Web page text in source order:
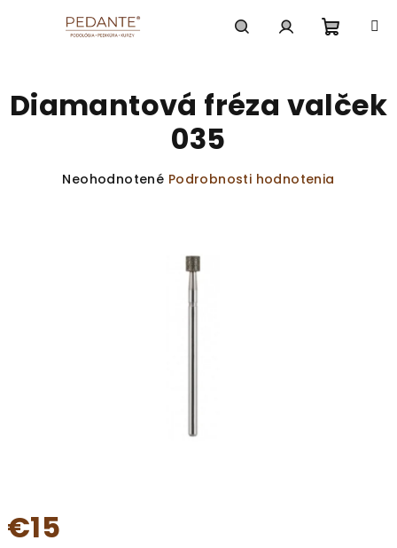
košík
€15
Diamantová fréza valček
035
Priemerné
Neohodnotené Podrobnosti hodnotenia